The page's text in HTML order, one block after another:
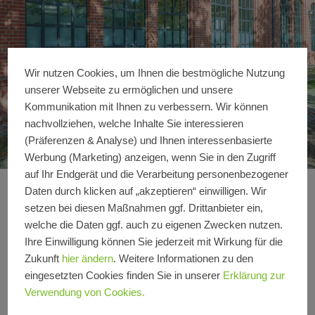
1. BA BMW
Details zur Referenz
Produktbereiche Fenster
Schüco
Systeme
Janisol Arte 2.0
Wir nutzen Cookies, um Ihnen die bestmögliche Nutzung
unserer Webseite zu ermöglichen und unsere
Kommunikation mit Ihnen zu verbessern. Wir können
nachvollziehen, welche Inhalte Sie interessieren
(Präferenzen & Analyse) und Ihnen interessenbasierte
Werbung (Marketing) anzeigen, wenn Sie in den Zugriff
auf Ihr Endgerät und die Verarbeitung personenbezogener
Daten durch klicken auf „akzeptieren“ einwilligen. Wir
setzen bei diesen Maßnahmen ggf. Drittanbieter ein,
welche die Daten ggf. auch zu eigenen Zwecken nutzen.
Ihre Einwilligung können Sie jederzeit mit Wirkung für die
Zukunft hier ändern. Weitere Informationen zu den
eingesetzten Cookies finden Sie in unserer Erklärung zur
Verwendung von Cookies.